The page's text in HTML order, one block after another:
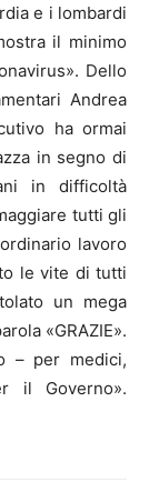
e i lombardi
il minimo
Dello
Andrea
ha ormai
in segno di
in difficoltà
tutti gli
lavoro
le vite di tutti
un mega
«GRAZIE».
– per medici,
il Governo».